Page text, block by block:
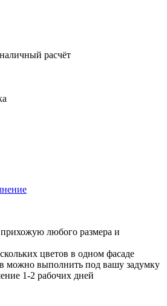
расчёт
любого размера и
цветов в одном фасаде
можно выполнить под вашу задумку
1-2 рабочих дней